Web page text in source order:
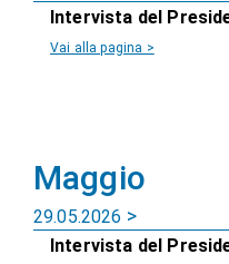
Intervista del
Vai alla pagina >
Maggio
29.05.2026
Intervista del